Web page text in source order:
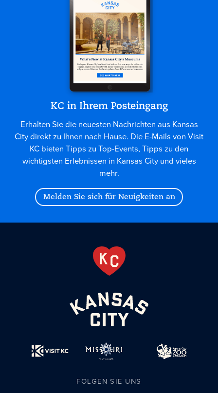
KC in Ihrem Posteingang
Erhalten Sie die neuesten Nachrichten aus Kansas
City direkt zu Ihnen nach Hause. Die E-Mails von Visit
KC bieten Tipps zu Top-Events, Tipps zu den
wichtigsten Erlebnissen in Kansas City und vieles
mehr.
Melden Sie sich für Neuigkeiten an
FOLGEN SIE UNS